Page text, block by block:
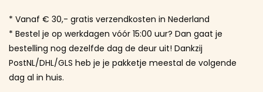
* Vanaf € 30,- gratis verzendkosten in Nederland
* Bestel je op werkdagen vóór 15:00 uur? Dan gaat je
bestelling nog dezelfde dag de deur uit! Dankzij
PostNL/DHL/GLS heb je je pakketje meestal de volgende
dag al in huis.